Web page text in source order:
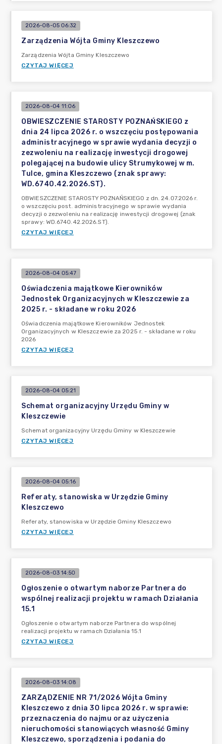
2026-08-05 06:32
Zarządzenia Wójta Gminy Kleszczewo
Zarządzenia Wójta Gminy Kleszczewo
CZYTAJ WIĘCEJ
2026-08-04 11:06
OBWIESZCZENIE STAROSTY POZNAŃSKIEGO z
dnia 24 lipca 2026 r. o wszczęciu postępowania
administracyjnego w sprawie wydania decyzji o
zezwoleniu na realizację inwestycji drogowej
polegającej na budowie ulicy Strumykowej w m.
Tulce, gmina Kleszczewo (znak sprawy:
WD.6740.42.2026.ST).
OBWIESZCZENIE STAROSTY POZNAŃSKIEGO z dn. 24.07.2026 r.
o wszczęciu post. administracyjnego w sprawie wydania
decyzji o zezwoleniu na realizację inwestycji drogowej (znak
sprawy: WD.6740.42.2026.ST).
CZYTAJ WIĘCEJ
2026-08-04 05:47
Oświadczenia majątkowe Kierowników
Jednostek Organizacyjnych w Kleszczewie za
2025 r. - składane w roku 2026
Oświadczenia majątkowe Kierowników Jednostek
Organizacyjnych w Kleszczewie za 2025 r. - składane w roku
2026
CZYTAJ WIĘCEJ
2026-08-04 05:21
Schemat organizacyjny Urzędu Gminy w
Kleszczewie
Schemat organizacyjny Urzędu Gminy w Kleszczewie
CZYTAJ WIĘCEJ
2026-08-04 05:16
Referaty, stanowiska w Urzędzie Gminy
Kleszczewo
Referaty, stanowiska w Urzędzie Gminy Kleszczewo
CZYTAJ WIĘCEJ
2026-08-03 14:50
Ogłoszenie o otwartym naborze Partnera do
wspólnej realizacji projektu w ramach Działania
15.1
Ogłoszenie o otwartym naborze Partnera do wspólnej
realizacji projektu w ramach Działania 15.1
CZYTAJ WIĘCEJ
2026-08-03 14:08
ZARZĄDZENIE NR 71/2026 Wójta Gminy
Kleszczewo z dnia 30 lipca 2026 r. w sprawie:
przeznaczenia do najmu oraz użyczenia
nieruchomości stanowiących własność Gminy
Kleszczewo, sporządzenia i podania do